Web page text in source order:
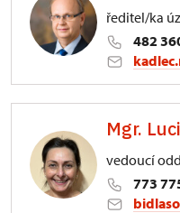
ředitel/ka
482
3/, Sychrov 3
Mgr.
vedoucí
773